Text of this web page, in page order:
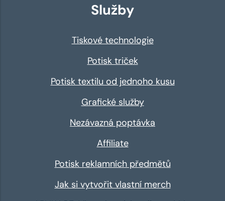
Služby
Tiskové technologie
Potisk triček
Potisk textilu od jednoho kusu
Grafické služby
Nezávazná poptávka
Affiliate
Potisk reklamních předmětů
Jak si vytvořit vlastní merch